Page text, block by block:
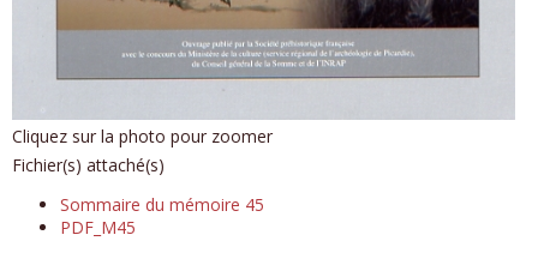
Cliquez sur la photo pour zoomer
Fichier(s) attaché(s)
Sommaire du mémoire 45
PDF_M45